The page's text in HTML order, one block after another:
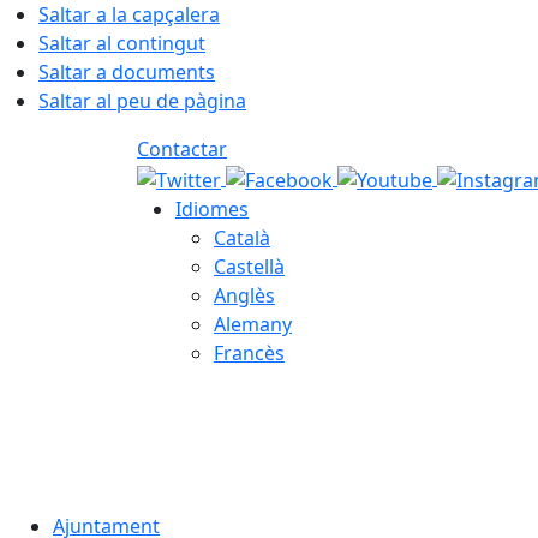
Saltar a la capçalera
Saltar al contingut
Saltar a documents
Saltar al peu de pàgina
Contactar
Idiomes
Català
Castellà
Anglès
Alemany
Francès
Ajuntament